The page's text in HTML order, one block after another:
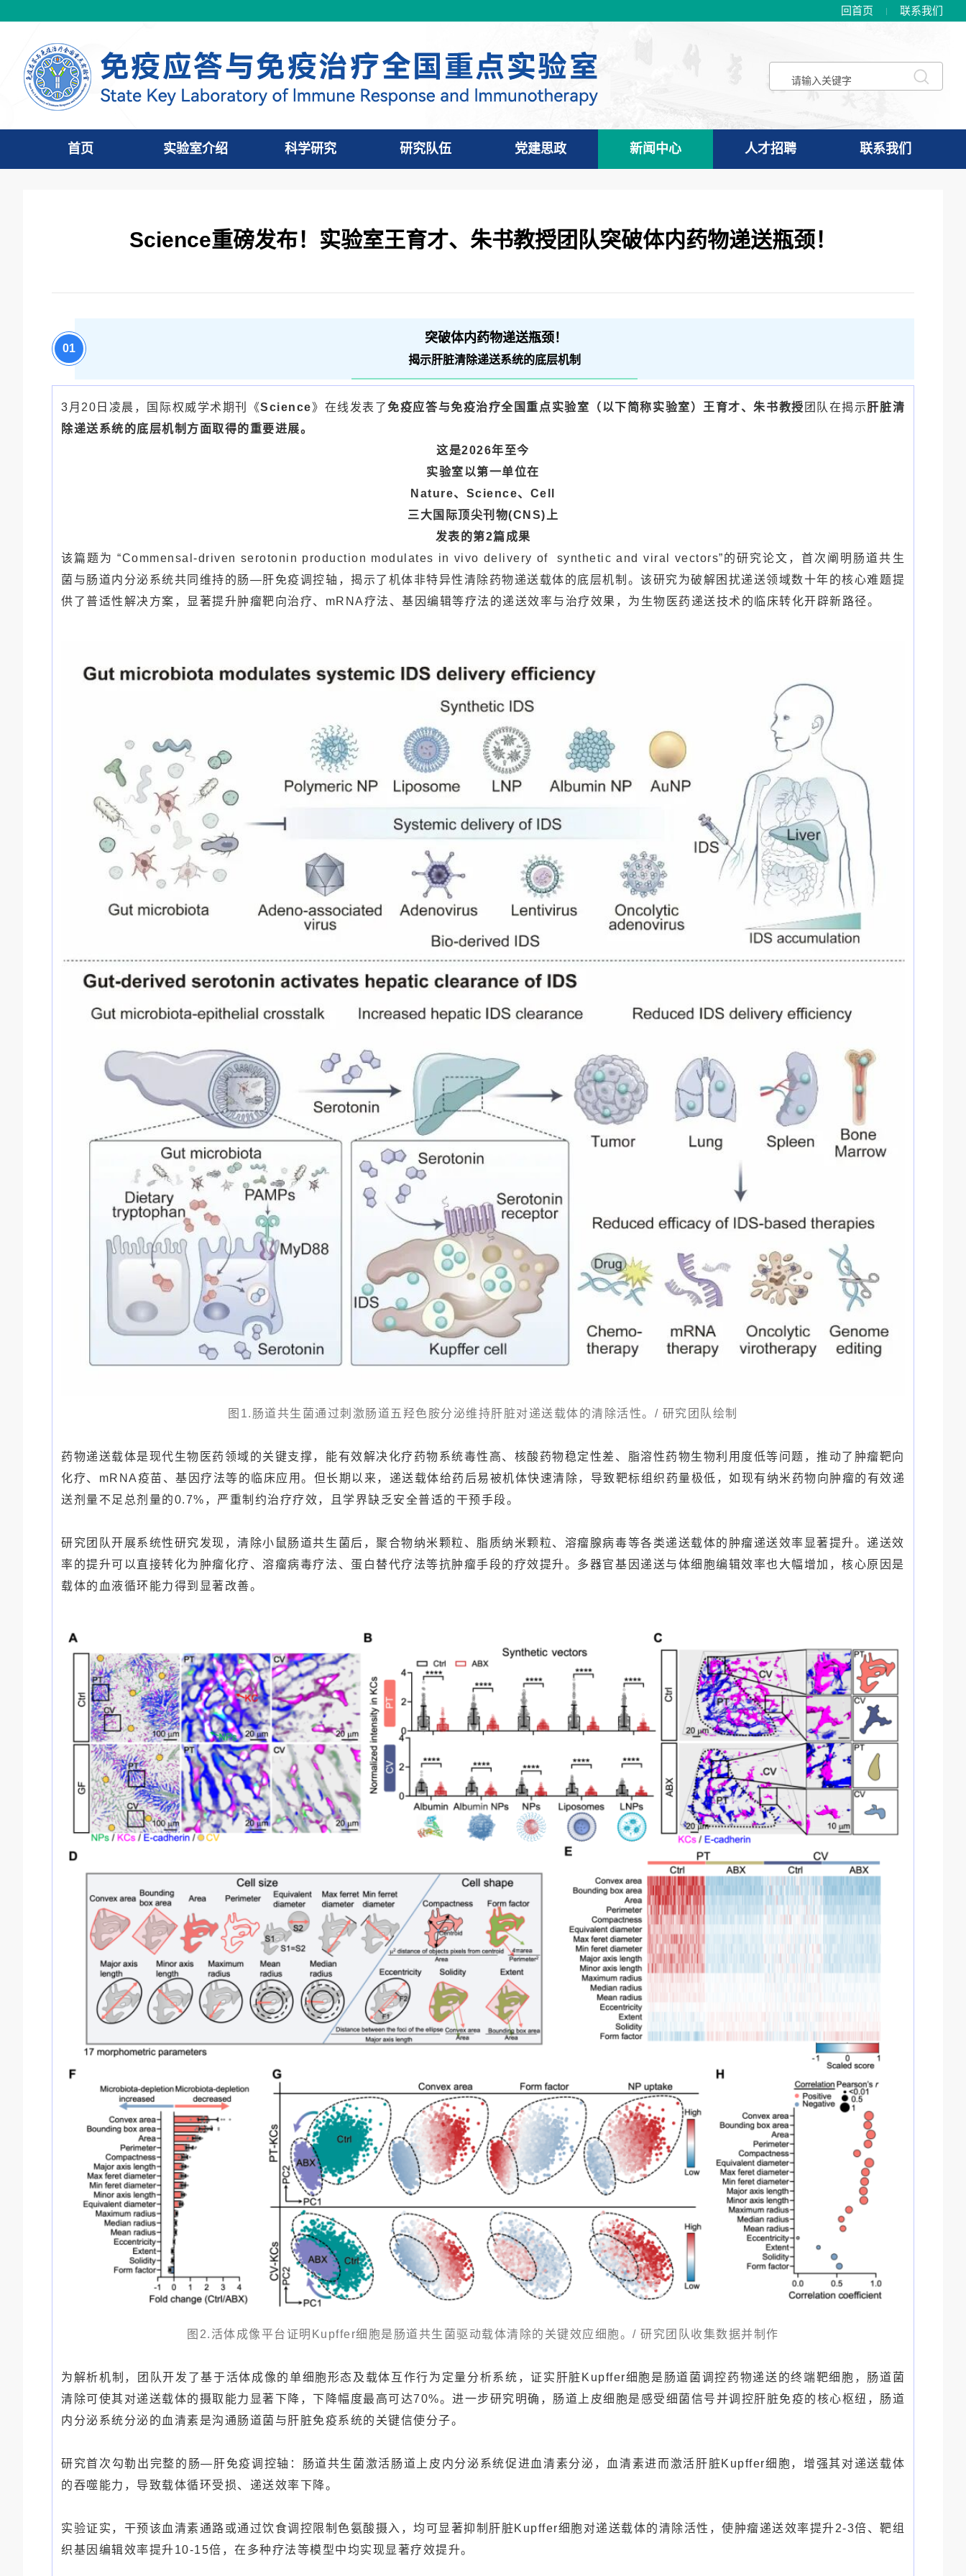
回首页 联系我们
首页 实验室介绍 科学研究 研究队伍 党建思政 新闻中心 人才招聘 联系我们
Science重磅发布！实验室王育才、朱书教授团队突破体内药物递送瓶颈！
01
突破体内药物递送瓶颈！
揭示肝脏清除递送系统的底层机制
3月20日凌晨，国际权威学术期刊 《Science》 在线发表了免疫应答与免疫治疗全国重点实验室（以下简称实验室）王育才、朱书教授 团队在揭示肝脏清
除递送系统的底层机制方面取得的重要进展。
这是2026年至今
实验室以第一单位在
Nature、Science、Cell
三大国际顶尖刊物(CNS)上
发表的第2篇成果
该篇题为 “Commensal-driven serotonin production modulates in vivo delivery of synthetic and viral vectors”的研究论文，首次阐明肠道共生
菌与肠道内分泌系统共同维持的肠—肝免疫调控轴，揭示了机体非特异性清除药物递送载体的底层机制。该研究为破解困扰递送领域数十年的核心难题提
供了普适性解决方案，显著提升肿瘤靶向治疗、mRNA疗法、基因编辑等疗法的递送效率与治疗效果，为生物医药递送技术的临床转化开辟新路径。
图1.肠道共生菌通过刺激肠道五羟色胺分泌维持肝脏对递送载体的清除活性。/ 研究团队绘制
药物递送载体是现代生物医药领域的关键支撑，能有效解决化疗药物系统毒性高、核酸药物稳定性差、脂溶性药物生物利用度低等问题，推动了肿瘤靶向
化疗、mRNA疫苗、基因疗法等的临床应用。但长期以来，递送载体给药后易被机体快速清除，导致靶标组织药量极低，如现有纳米药物向肿瘤的有效递
送剂量不足总剂量的0.7%，严重制约治疗疗效，且学界缺乏安全普适的干预手段。
研究团队开展系统性研究发现，清除小鼠肠道共生菌后，聚合物纳米颗粒、脂质纳米颗粒、溶瘤腺病毒等各类递送载体的肿瘤递送效率显著提升。递送效
率的提升可以直接转化为肿瘤化疗、溶瘤病毒疗法、蛋白替代疗法等抗肿瘤手段的疗效提升。多器官基因递送与体细胞编辑效率也大幅增加，核心原因是
载体的血液循环能力得到显著改善。
图2.活体成像平台证明Kupffer细胞是肠道共生菌驱动载体清除的关键效应细胞。/ 研究团队收集数据并制作
为解析机制，团队开发了基于活体成像的单细胞形态及载体互作行为定量分析系统，证实肝脏Kupffer细胞是肠道菌调控药物递送的终端靶细胞，肠道菌
清除可使其对递送载体的摄取能力显著下降，下降幅度最高可达70%。进一步研究明确，肠道上皮细胞是感受细菌信号并调控肝脏免疫的核心枢纽，肠道
内分泌系统分泌的血清素是沟通肠道菌与肝脏免疫系统的关键信使分子。
研究首次勾勒出完整的肠—肝免疫调控轴：肠道共生菌激活肠道上皮内分泌系统促进血清素分泌，血清素进而激活肝脏Kupffer细胞，增强其对递送载体
的吞噬能力，导致载体循环受损、递送效率下降。
实验证实，干预该血清素通路或通过饮食调控限制色氨酸摄入，均可显著抑制肝脏Kupffer细胞对递送载体的清除活性，使肿瘤递送效率提升2-3倍、靶组
织基因编辑效率提升10-15倍，在多种疗法等模型中均实现显著疗效提升。